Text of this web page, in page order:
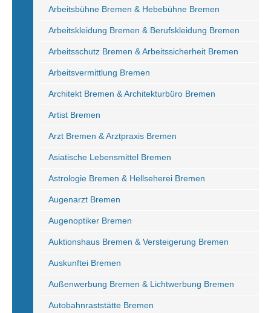
Arbeitsbühne Bremen & Hebebühne Bremen
Arbeitskleidung Bremen & Berufskleidung Bremen
Arbeitsschutz Bremen & Arbeitssicherheit Bremen
Arbeitsvermittlung Bremen
Architekt Bremen & Architekturbüro Bremen
Artist Bremen
Arzt Bremen & Arztpraxis Bremen
Asiatische Lebensmittel Bremen
Astrologie Bremen & Hellseherei Bremen
Augenarzt Bremen
Augenoptiker Bremen
Auktionshaus Bremen & Versteigerung Bremen
Auskunftei Bremen
Außenwerbung Bremen & Lichtwerbung Bremen
Autobahnraststätte Bremen